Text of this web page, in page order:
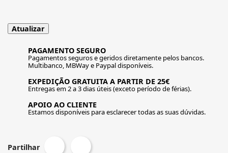
PAGAMENTO SEGURO
Pagamentos seguros e geridos diretamente pelos bancos.
Multibanco, MBWay e Paypal disponíveis.
EXPEDIÇÃO GRATUITA A PARTIR DE 25€
Entregas em 2 a 3 dias úteis (exceto período de férias).
APOIO AO CLIENTE
Estamos disponíveis para esclarecer todas as suas dúvidas.
Partilhar